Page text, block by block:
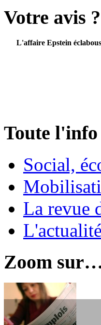
Votre avis ?
L'affaire Epstein
Toute l'info
Social,
La revue
Zoom